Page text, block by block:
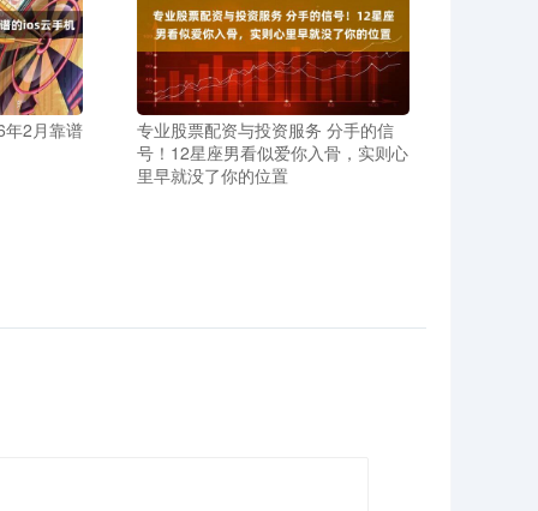
2月靠谱
专业股票配资与投资服务 分手的信
号！12星座男看似爱你入骨，实则心
里早就没了你的位置